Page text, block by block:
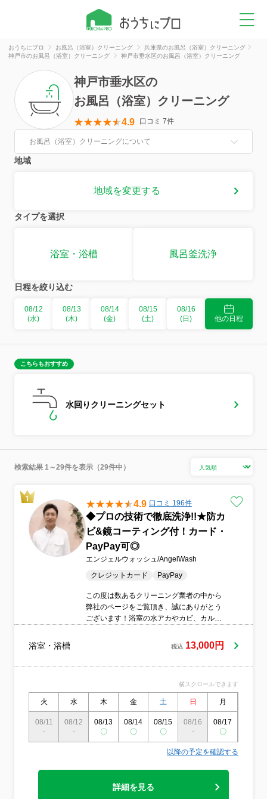
おうちにプロ お風呂（浴室）クリーニング
兵庫県のお風呂（浴室）クリーニング
神戸市のお風呂（浴室）クリーニング
神戸市垂水区のお風呂（浴室）クリーニング
神戸市垂水区の
お風呂（浴室）クリーニング
4.9 口コミ 7件
お風呂（浴室）クリーニングについて
地域
地域を変更する
タイプを選択
浴室・浴槽 風呂釜洗浄
日程を絞り込む
08/12
(水)
08/13
(木)
08/14
(金)
08/15
(土)
08/16
(日)
他の日程
こちらもおすすめ
水回りクリーニングセット
検索結果 1～29件を表示（29件中）
4.9 口コミ 196件
◆プロの技術で徹底洗浄!!★防カ
ビ&鏡コーティング付！カード・
PayPay可◎
エンジェルウォッシュ/AngelWash
クレジットカード
PayPay
この度は数あるクリーニング業者の中から
弊社のページをご覧頂き、誠にありがとう
ございます！浴室の水アカやカビ、カルキ
しょうか？いつでも清潔にしておきたい浴
室だからこそ、私たちの技術力におまかせ
浴室・浴槽 税込 13,000円
横スクロールできます
火 水 木 金 土 日 月
08/11
-
08/12
-
08/13
〇
08/14
〇
08/15
〇
08/16
-
08/17
〇
以降の予定を確認する
詳細を見る